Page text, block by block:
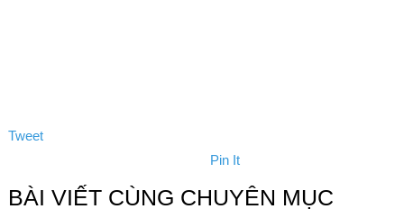
Tweet
Pin It
BÀI VIẾT CÙNG CHUYÊN MỤC